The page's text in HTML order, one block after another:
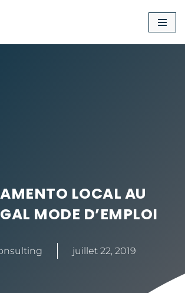
LOCAL AU
MODE D’EMPLOI
juillet 22, 2019